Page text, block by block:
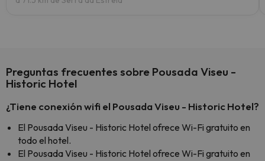
Preguntas frecuentes sobre Pousada Viseu -
Historic Hotel
¿Tiene conexión wifi el Pousada Viseu - Historic Hotel?
El Pousada Viseu - Historic Hotel ofrece Wi-Fi gratuito en
todo el hotel.
El Pousada Viseu - Historic Hotel ofrece Wi-Fi gratuito en